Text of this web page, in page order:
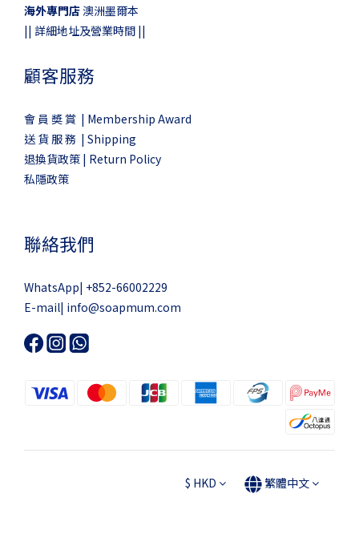
海外專門店澳洲墨爾本
|| 詳細地址及營業時間 ||
顧客服務
會 員 奬 賞 | Membership Award
送 貨 服 務 | Shipping
退換貨政策 | Return Policy
私隱政策
聯絡我們
WhatsApp| +852-66002229
E-mail| info@soapmum.com
$ HKD 繁體中文